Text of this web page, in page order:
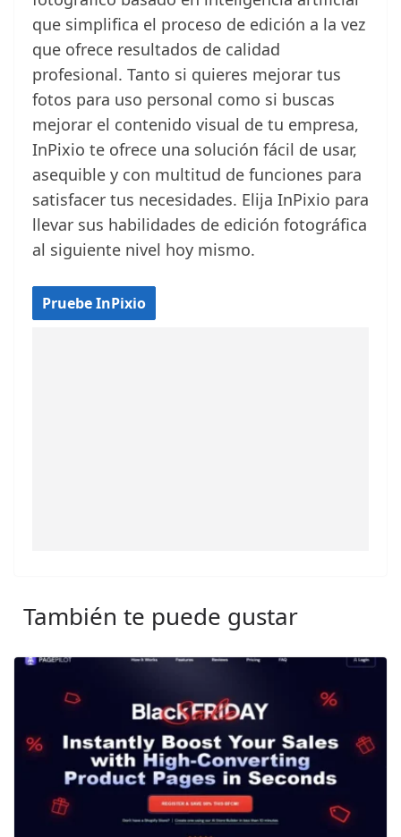
que simplifica el proceso de edición a la vez
que ofrece resultados de calidad
profesional. Tanto si quieres mejorar tus
fotos para uso personal como si buscas
mejorar el contenido visual de tu empresa,
InPixio te ofrece una solución fácil de usar,
asequible y con multitud de funciones para
satisfacer tus necesidades. Elija InPixio para
llevar sus habilidades de edición fotográfica
al siguiente nivel hoy mismo.
Pruebe InPixio
También te puede gustar